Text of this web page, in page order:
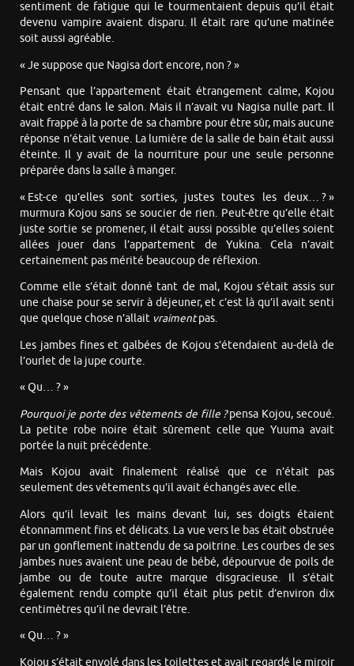
sentiment de fatigue qui le tourmentaient depuis qu’il était
devenu vampire avaient disparu. Il était rare qu’une matinée
soit aussi agréable.
« Je suppose que Nagisa dort encore, non ? »
Pensant que l’appartement était étrangement calme, Kojou
était entré dans le salon. Mais il n’avait vu Nagisa nulle part. Il
avait frappé à la porte de sa chambre pour être sûr, mais aucune
réponse n’était venue. La lumière de la salle de bain était aussi
éteinte. Il y avait de la nourriture pour une seule personne
préparée dans la salle à manger.
« Est-ce qu’elles sont sorties, justes toutes les deux… ? »
murmura Kojou sans se soucier de rien. Peut-être qu’elle était
juste sortie se promener, il était aussi possible qu’elles soient
allées jouer dans l’appartement de Yukina. Cela n’avait
certainement pas mérité beaucoup de réflexion.
Comme elle s’était donné tant de mal, Kojou s’était assis sur
une chaise pour se servir à déjeuner, et c’est là qu’il avait senti
que quelque chose n’allait vraimentpas.
Les jambes fines et galbées de Kojou s’étendaient au-delà de
l’ourlet de la jupe courte.
« Qu… ? »
Pourquoi je porte des vêtements de fille ?pensa Kojou, secoué.
La petite robe noire était sûrement celle que Yuuma avait
portée la nuit précédente.
Mais Kojou avait finalement réalisé que ce n’était pas
seulement des vêtements qu’il avait échangés avec elle.
Alors qu’il levait les mains devant lui, ses doigts étaient
étonnamment fins et délicats. La vue vers le bas était obstruée
par un gonflement inattendu de sa poitrine. Les courbes de ses
jambes nues avaient une peau de bébé, dépourvue de poils de
jambe ou de toute autre marque disgracieuse. Il s’était
également rendu compte qu’il était plus petit d’environ dix
centimètres qu’il ne devrait l’être.
« Qu… ? »
Kojou s’était envolé dans les toilettes et avait regardé le miroir